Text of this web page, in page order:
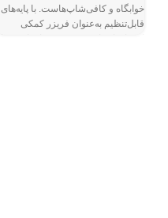
خوابگاه و کافی‌شاپ‌هاست. با پایه‌های
قابل‌تنظیم به‌عنوان فریزر کمکی